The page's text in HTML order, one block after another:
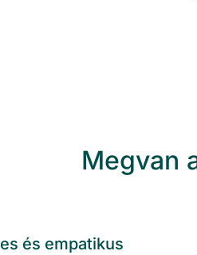
Megvan
és empatikus